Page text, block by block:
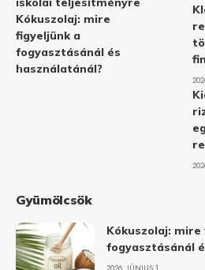
Kókuszolaj: mire
figyeljünk a
fogyasztásánál és
használatánál?
Gyümölcsök
Kókuszolaj: mire
fogyasztásánál